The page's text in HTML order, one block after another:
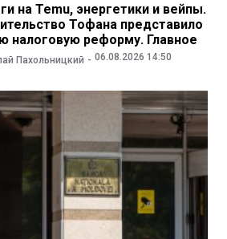
на Temu, энергетики и вейпы.
Тофана представило
налоговую реформу. Главное
Пахольницкий 06.08.2026 14:50